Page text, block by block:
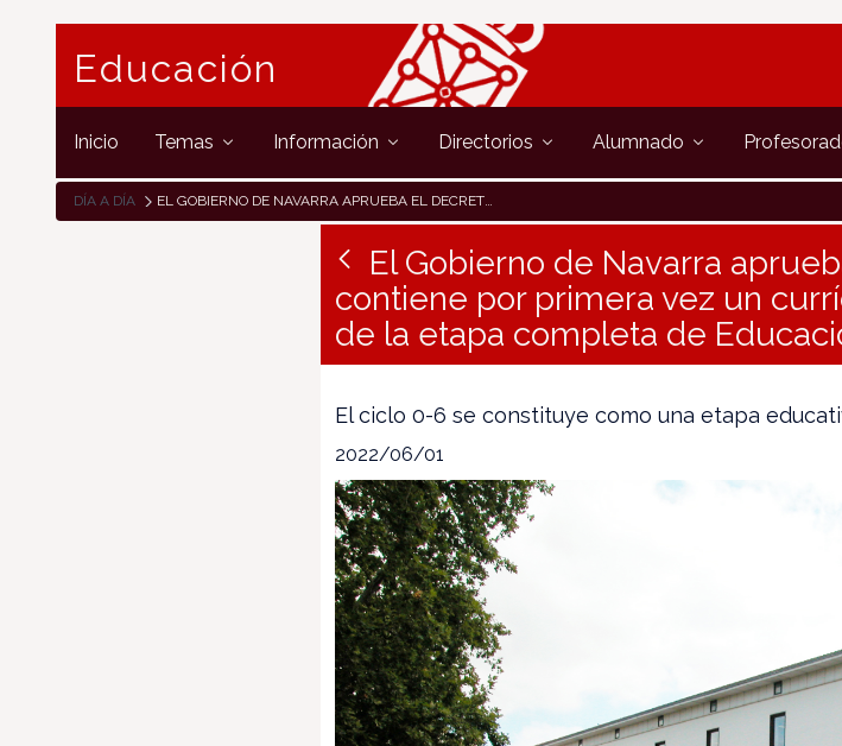
Educación
Inicio Temas Información Directorios Alumnado
DÍA A DÍA EL GOBIERNO DE NAVARRA APRUEBA EL DECRETO FORAL QUE CONTIENE POR PRIMERA VEZ UN CURRÍCULO PARA LAS ENSEÑANZAS DE LA ETAPA COMPLETA DE EDUCACIÓN INFANTIL
El Gobierno de Navarra
contiene por primera vez un
de la etapa completa de
El ciclo 0-6 se constituye como una etapa
2022/06/01